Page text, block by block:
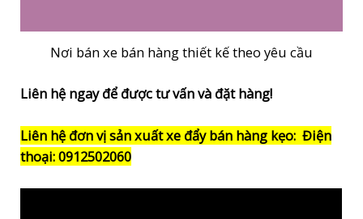
Nơi bán xe bán hàng thiết kế theo yêu cầu
Liên hệ ngay để được tư vấn và đặt hàng!
Liên hệ đơn vị sản xuất xe đẩy bán hàng kẹo:Điện
thoại: 0912502060